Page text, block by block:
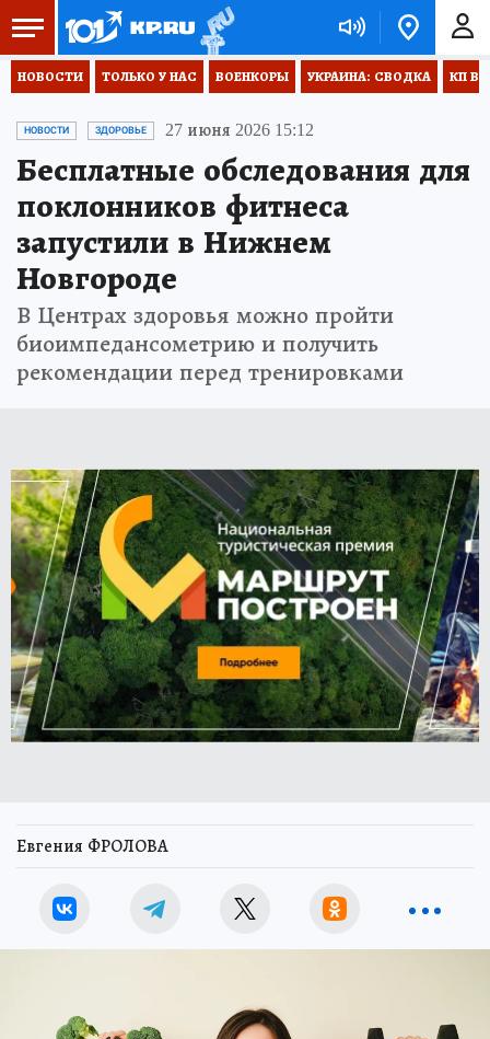
НОВОСТИ ТОЛЬКО У НАС ВОЕНКОРЫ УКРАИНА: СВОДКА КП В
НОВОСТИ ЗДОРОВЬЕ 27 июня 2026 15:12
Бесплатные обследования для
поклонников фитнеса
запустили в Нижнем
Новгороде
В Центрах здоровья можно пройти
биоимпедансометрию и получить
рекомендации перед тренировками
Евгения ФРОЛОВА